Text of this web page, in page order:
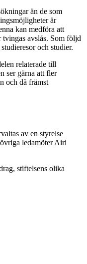
än de som
är
kan medföra att
tvingas avslås. Som följd
och studier.
relaterade till
ser gärna att fler
och då främst
av en styrelse
ledamöter Airi
stiftelsens olika